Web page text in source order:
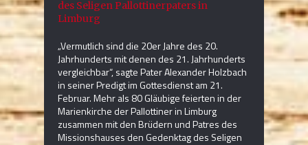
des Seligen Pallottinerpaters in
Limburg
„Vermutlich sind die 20er Jahre des 20.
Jahrhunderts mit denen des 21. Jahrhunderts
vergleichbar“, sagte Pater Alexander Holzbach
in seiner Predigt im Gottesdienst am 21.
Februar. Mehr als 80 Gläubige feierten in der
Marienkirche der Pallottiner in Limburg
zusammen mit den Brüdern und Patres des
Missionshauses den Gedenktag des Seligen